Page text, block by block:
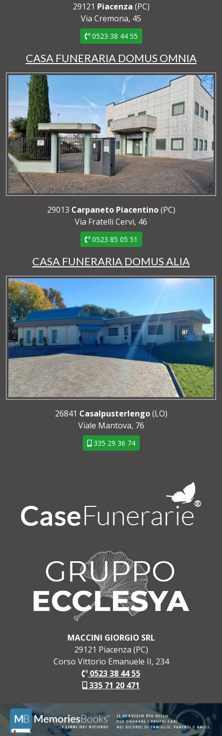
29121 Piacenza (PC)
Via Cremona, 45
0523 38 44 55
CASA FUNERARIA DOMUS OMNIA
29013 Carpaneto Piacentino(PC)
Via Fratelli Cervi, 46
0523 85 05 51
CASA FUNERARIA DOMUS ALIA
26841 Casalpusterlengo(LO)
Viale Mantova, 76
335 29 36 74
MACCINI GIORGIO SRL
29121 Piacenza (PC)
Corso Vittorio Emanuele II, 234
0523 38 44 55
335 71 20 471